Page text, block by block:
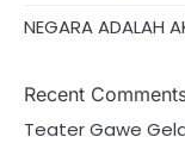
NEGARA ADALAH
Recent
Teater Gawe